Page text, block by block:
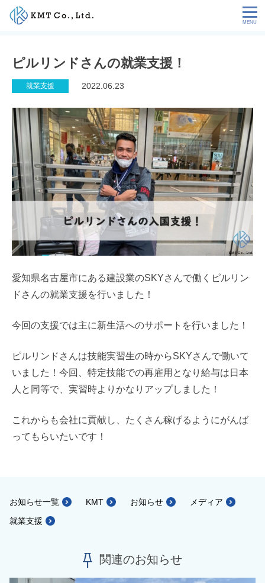
Skip
NEWS
サービス
お客様の声
特定技能コラム
採用情報
お問い合わせ
ピルリンドさんの就業支援！
就業支援 2022.06.23
愛知県名古屋市にある建設業のSKYさんで働くピルリン
ドさんの就業支援を行いました！
今回の支援では主に新生活へのサポートを行いました！
ピルリンドさんは技能実習生の時からSKYさんで働いて
いました！今回、特定技能での再雇用となり給与は日本
人と同等で、実習時よりかなりアップしました！
これからも会社に貢献し、たくさん稼げるようにがんば
ってもらいたいです！
お知らせ一覧 KMT お知らせ
メディア
就業支援
関連のお知らせ